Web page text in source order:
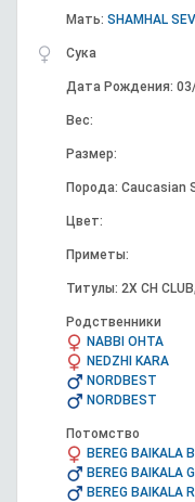
Мать: SHAMHAL
Сука
Дата Рождения:
Вес:
Размер:
Порода: Caucasian
Цвет:
Приметы:
Титулы: 2X CH
Родственники
NABBI OHTA
NEDZHI KARA
NORDBEST
NORDBEST
Потомство
BEREG BAIKALA
BEREG BAIKALA
BEREG BAIKALA